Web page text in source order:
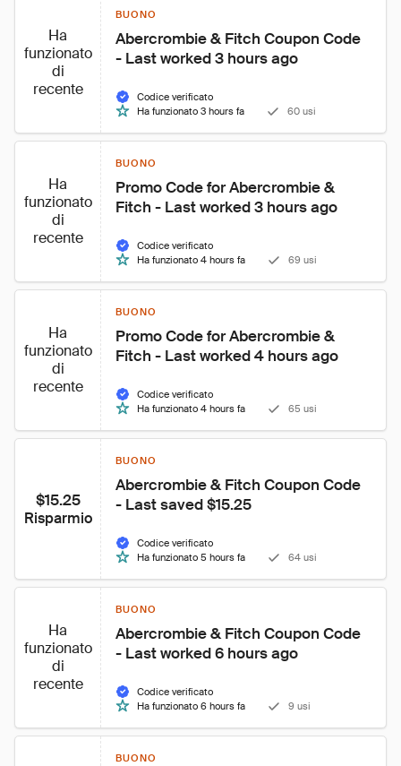
Ha
funzionato
di
recente
BUONO
Abercrombie & Fitch Coupon Code
- Last worked 3 hours ago
Codice verificato
Ha funzionato 3 hours fa
60 usi
Ha
funzionato
di
recente
BUONO
Promo Code for Abercrombie &
Fitch - Last worked 3 hours ago
Codice verificato
Ha funzionato 4 hours fa
69 usi
Ha
funzionato
di
recente
BUONO
Promo Code for Abercrombie &
Fitch - Last worked 4 hours ago
Codice verificato
Ha funzionato 4 hours fa
65 usi
$15.25
Risparmio
BUONO
Abercrombie & Fitch Coupon Code
- Last saved $15.25
Codice verificato
Ha funzionato 5 hours fa
64 usi
Ha
funzionato
di
recente
BUONO
Abercrombie & Fitch Coupon Code
- Last worked 6 hours ago
Codice verificato
Ha funzionato 6 hours fa
9 usi
BUONO